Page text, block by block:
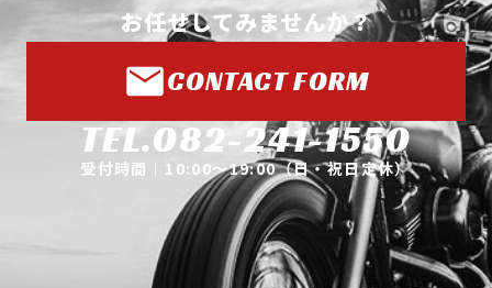
お任せしてみませんか？
CONTACT FORM
TEL.082-241-1550
受付時間｜10:00～19:00（日・祝日定休）